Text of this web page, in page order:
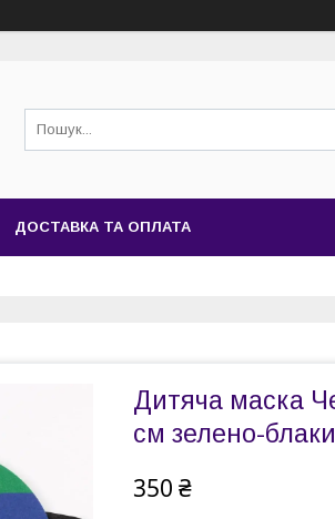
ДОСТАВКА ТА ОПЛАТА
Дитяча маска
см зелено-
350 ₴